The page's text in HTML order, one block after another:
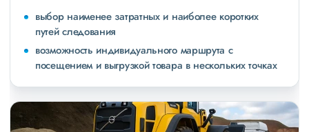
выбор наименее затратных и наиболее коротких
путей следования
возможность индивидуального маршрута с
посещением и выгрузкой товара в нескольких точках